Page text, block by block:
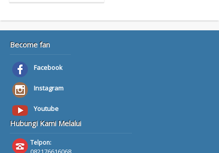
Become fan
Facebook
Instagram
Youtube
Hubungi Kami Melalui
Telpon: